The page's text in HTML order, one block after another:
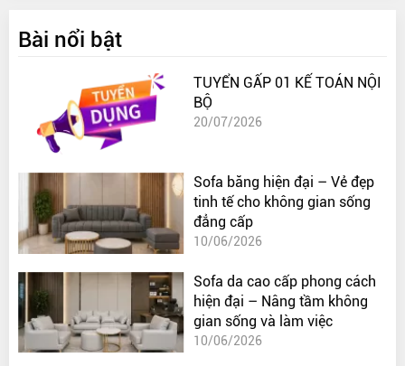
Bài nổi bật
TUYỂN GẤP 01 KẾ TOÁN NỘI
BỘ
20/07/2026
Sofa băng hiện đại – Vẻ đẹp
tinh tế cho không gian sống
đẳng cấp
10/06/2026
Sofa da cao cấp phong cách
hiện đại – Nâng tầm không
gian sống và làm việc
10/06/2026